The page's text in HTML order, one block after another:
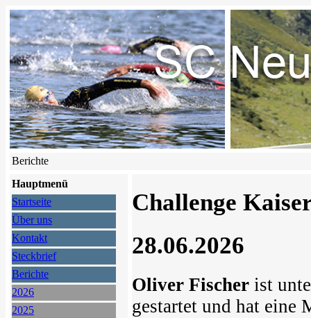
Berichte
Hauptmenü
Startseite
Über uns
Kontakt
Steckbrief
Berichte
2026
2025
Challenge
28.06.2026
Oliver Fischer ist
gestartet und hat eine